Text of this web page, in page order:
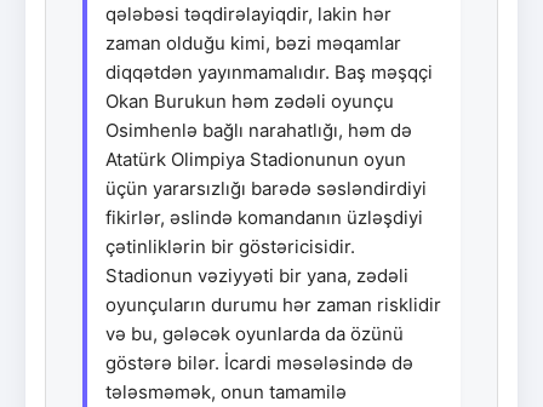
qələbəsi təqdirəlayiqdir, lakin hər
zaman olduğu kimi, bəzi məqamlar
diqqətdən yayınmamalıdır. Baş məşqçi
Okan Burukun həm zədəli oyunçu
Osimhenlə bağlı narahatlığı, həm də
Atatürk Olimpiya Stadionunun oyun
üçün yararsızlığı barədə səsləndirdiyi
fikirlər, əslində komandanın üzləşdiyi
çətinliklərin bir göstəricisidir.
Stadionun vəziyyəti bir yana, zədəli
oyunçuların durumu hər zaman risklidir
və bu, gələcək oyunlarda da özünü
göstərə bilər. İcardi məsələsində də
tələsməmək, onun tamamilə